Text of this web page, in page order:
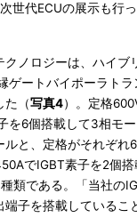
世代ECUの展示も行
ノロジーは、ハイブ
ゲートバイポーラトラ
た（写真4）。定格
を6個搭載して3相モ
と、定格がそれぞれ
でIGBT素子を2個
類である。「当社の
子を搭載しているこ